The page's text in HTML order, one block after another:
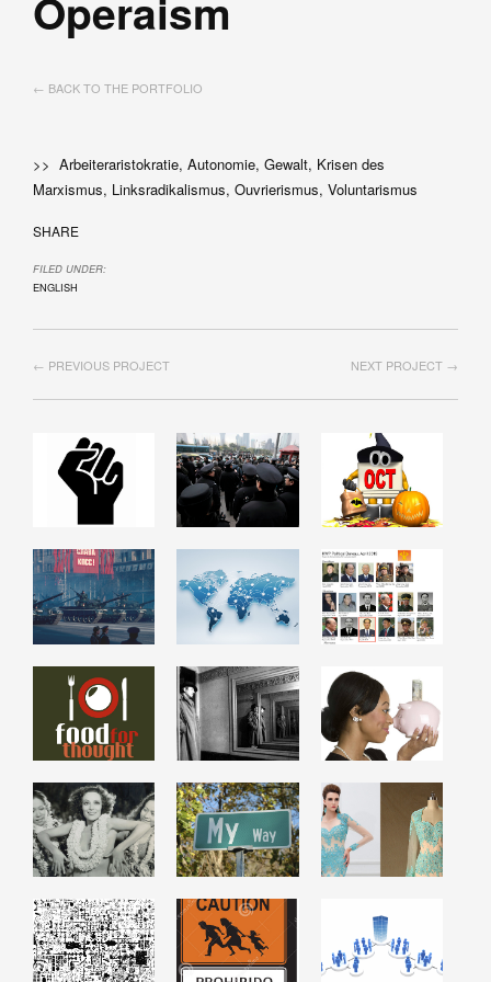
← BACK TO THE PORTFOLIO
>> Arbeiteraristokratie, Autonomie, Gewalt, Krisen des
Marxismus, Linksradikalismus, Ouvrierismus, Voluntarismus
SHARE
FILED UNDER:
ENGLISH
NEXT PROJECT →
← PREVIOUS PROJECT